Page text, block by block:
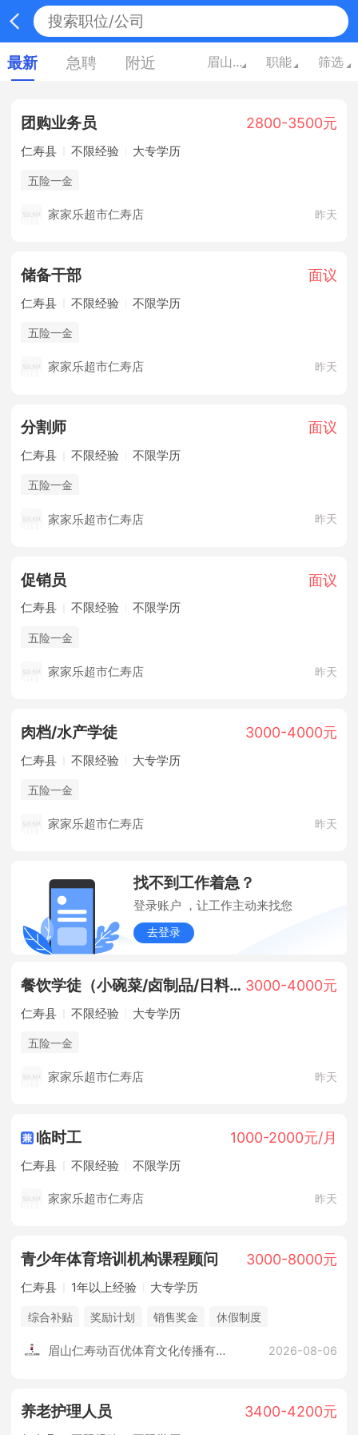
最新 急聘 附近 眉山四川 职能 筛选
团购业务员 2800-3500元
仁寿县 不限经验 大专学历
五险一金
家家乐超市仁寿店 昨天
储备干部 面议
仁寿县 不限经验 不限学历
五险一金
家家乐超市仁寿店 昨天
分割师 面议
仁寿县 不限经验 不限学历
五险一金
家家乐超市仁寿店 昨天
促销员 面议
仁寿县 不限经验 不限学历
五险一金
家家乐超市仁寿店 昨天
肉档/水产学徒 3000-4000元
仁寿县 不限经验 大专学历
五险一金
家家乐超市仁寿店 昨天
找不到工作着急？
登录账户 ，让工作主动来找您
去登录
餐饮学徒（小碗菜/卤制品/日料/面点/烘焙） 3000-4000元
仁寿县 不限经验 大专学历
五险一金
家家乐超市仁寿店 昨天
临时工 1000-2000元/月
仁寿县 不限经验 不限学历
家家乐超市仁寿店 昨天
青少年体育培训机构课程顾问 3000-8000元
仁寿县 1年以上经验 大专学历
综合补贴 奖励计划 销售奖金
休假制度
眉山仁寿动百优体育文化传播有限公司 2026-08-06
养老护理人员 3400-4200元